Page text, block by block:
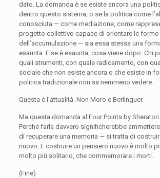
dato. La domanda è se esiste ancora una
dentro questo sistema, o se la politica come
conosciuta — come mediazione, come
progetto collettivo capace di orientare le forme
dell’accumulazione — sia essa stessa una
esaurita. E se è esaurita, cosa viene dopo. Chi
quali strumenti, con quale radicamento, con
sociale che non esiste ancora o che esiste in
politica tradizionale non sa nemmeno vedere.
Questa è l’attualità. Non Moro e Berlinguer.
Ma questa domanda al Four Points by
Perché farla davvero significherebbe
di recuperare una memoria — si tratta di
nuovo. E costruire un pensiero nuovo è molto
molto più solitario, che commemorare i morti.
(Fine)